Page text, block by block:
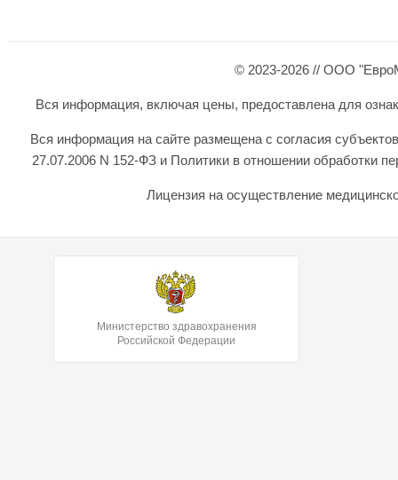
© 2023-2026 // ООО
Вся информация, включая цены, предоставлена для
Вся информация на сайте размещена с согласия
27.07.2006 N 152-ФЗ и Политики в отношении обработки
Лицензия на осуществление
Министерство здравохранения
Российской Федерации